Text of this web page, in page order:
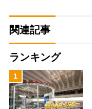
関連記事
ランキング
1